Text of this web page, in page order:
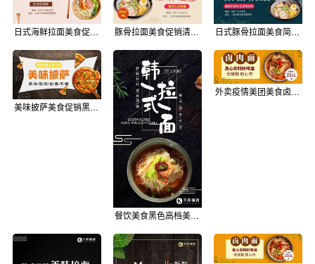
日式海鲜拉面美食促销清新简约手机横图 豚骨拉面美食促销清新简约手机横图 日式豚骨拉面美食简约大气手机横图
美味披萨美食促销黑色简约手机横图
餐饮美食黑色高档美味韩式拉面海报
外卖疫情美团美食卤肉面拉面美味模板